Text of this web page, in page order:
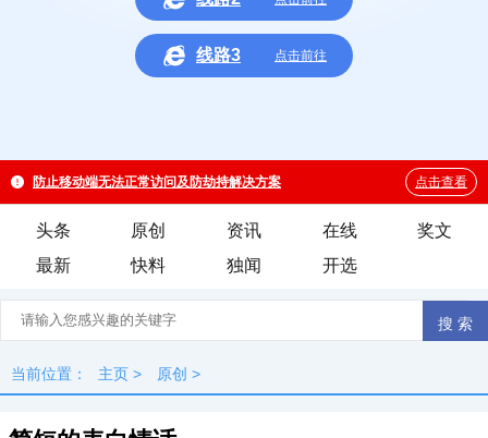
头条 原创 资讯 在线
奖文
最新
快料 独闻 开选
当前位置： 主页 > 原创 >